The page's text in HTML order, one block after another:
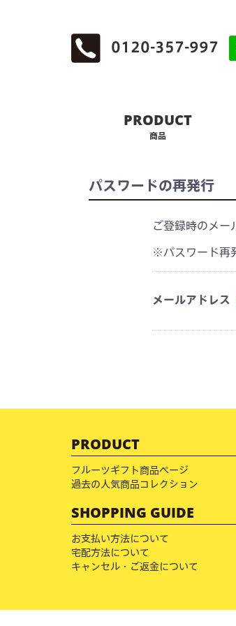
0120-357-997
PRODUCT
商品
パスワードの再発行
ご登録時のメー
※パスワード再
メールアドレス
PRODUCT
フルーツギフト商品ページ
過去の人気商品コレクション
SHOPPING GUIDE
お支払い方法について
宅配方法について
キャンセル・ご返金について